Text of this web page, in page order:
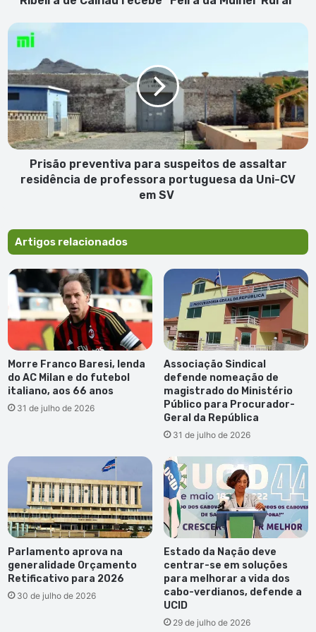
Prisão
preventiva
suspeitos
de
assaltar
residência
de
professora
portuguesa
SV
Prisão preventiva para suspeitos de assaltar
residência de professora portuguesa da Uni-CV
em SV
Artigos relacionados
Morre Franco Baresi, lenda
do AC Milan e do futebol
italiano, aos 66 anos
31 de julho de 2026
Associação Sindical
defende nomeação de
magistrado do Ministério
Público para Procurador-
Geral da República
31 de julho de 2026
Parlamento aprova na
generalidade Orçamento
Retificativo para 2026
30 de julho de 2026
Estado da Nação deve
centrar-se em soluções
para melhorar a vida dos
cabo-verdianos, defende a
UCID
29 de julho de 2026